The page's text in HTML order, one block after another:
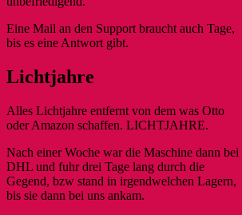
Eine Mail an den Support braucht auch Tage,
bis es eine Antwort gibt.
Lichtjahre
Alles Lichtjahre entfernt von dem was Otto
oder Amazon schaffen. LICHTJAHRE.
Nach einer Woche war die Maschine dann bei
DHL und fuhr drei Tage lang durch die
Gegend, bzw stand in irgendwelchen Lagern,
bis sie dann bei uns ankam.